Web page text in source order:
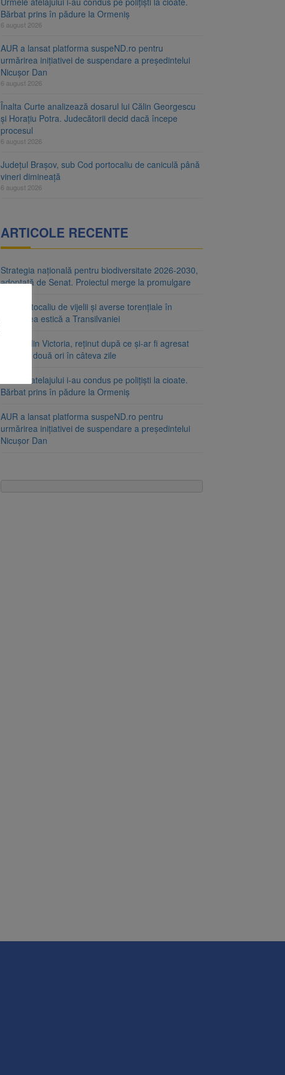
Bărbat prins în pădure la Ormeniș
6 august 2026
AUR a lansat platforma suspeND.ro pentru
urmărirea inițiativei de suspendare a președintelui
Nicușor Dan
6 august 2026
Înalta Curte analizează dosarul lui Călin Georgescu
și Horațiu Potra. Judecătorii decid dacă începe
procesul
6 august 2026
Județul Brașov, sub Cod portocaliu de caniculă până
vineri dimineață
6 august 2026
ARTICOLE RECENTE
Strategia națională pentru biodiversitate 2026-2030,
adoptată de Senat. Proiectul merge la promulgare
Cod portocaliu de vijelii și averse torențiale în
jumătatea estică a Transilvaniei
Bărbat din Victoria, reținut după ce și-ar fi agresat
soția de două ori în câteva zile
Urmele atelajului i-au condus pe polițiști la cioate.
Bărbat prins în pădure la Ormeniș
AUR a lansat platforma suspeND.ro pentru
urmărirea inițiativei de suspendare a președintelui
Nicușor Dan